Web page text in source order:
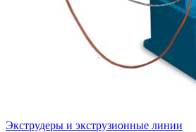
Экструдеры и экструзионные линии